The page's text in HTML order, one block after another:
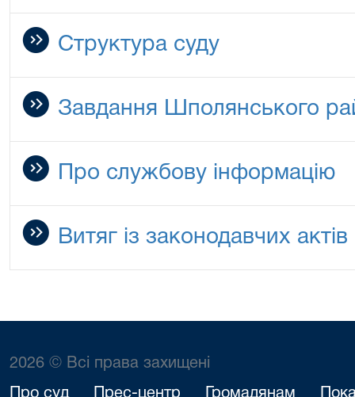
Структура суду
Завдання Шполянського
Про службову інформацію
Витяг із законодавчих актів
2026 © Всі права захищені
Про суд Прес-центр Громадянам